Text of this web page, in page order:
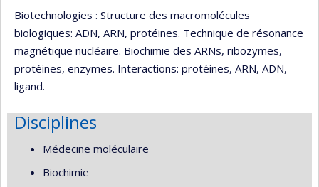
Biotechnologies : Structure des macromolécules
biologiques: ADN, ARN, protéines. Technique de résonance
magnétique nucléaire. Biochimie des ARNs, ribozymes,
protéines, enzymes. Interactions: protéines, ARN, ADN,
ligand.
Disciplines
Médecine moléculaire
Biochimie